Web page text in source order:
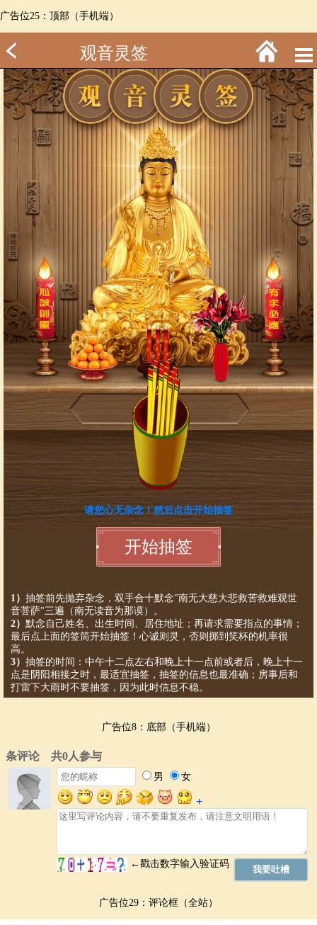
广告位25：顶部（手机端）
观音灵签
1） 抽签前先抛弃杂念，双手合十默念"南无大慈大悲救苦救难观世
音菩萨"三遍（南无读音为那谟）。
2） 默念自己姓名、出生时间、居住地址；再请求需要指点的事情；
最后点上面的签筒开始抽签！心诚则灵，否则掷到笑杯的机率很
高。
3） 抽签的时间：中午十二点左右和晚上十一点前或者后，晚上十一
点是阴阳相接之时，最适宜抽签，抽签的信息也最准确；房事后和
打雷下大雨时不要抽签，因为此时信息不稳。
广告位8：底部（手机端）
广告位29：评论框（全站）